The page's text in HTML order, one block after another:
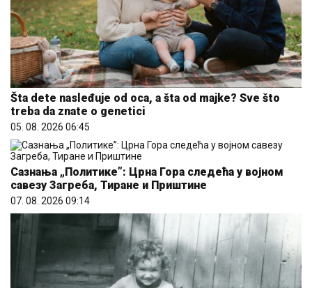
Šta dete nasleđuje od oca, a šta od majke? Sve što
treba da znate o genetici
05. 08. 2026 06:45
Сазнања „Политике”: Црна Гора следећа у војном
савезу Загреба, Тиране и Приштине
07. 08. 2026 09:14